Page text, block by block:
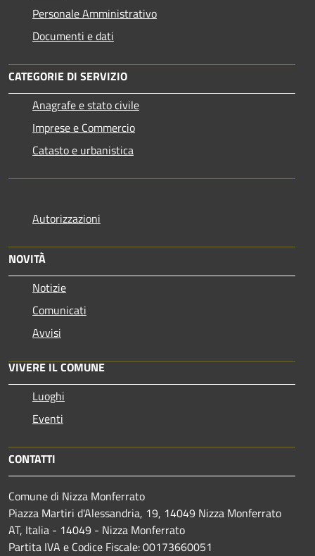
Personale Amministrativo
Documenti e dati
CATEGORIE DI SERVIZIO
Anagrafe e stato civile
Imprese e Commercio
Catasto e urbanistica
Autorizzazioni
NOVITÀ
Notizie
Comunicati
Avvisi
VIVERE IL COMUNE
Luoghi
Eventi
CONTATTI
Comune di Nizza Monferrato
Piazza Martiri d'Alessandria, 19, 14049 Nizza Monferrato
AT, Italia - 14049 - Nizza Monferrato
Partita IVA e Codice Fiscale: 00173660051